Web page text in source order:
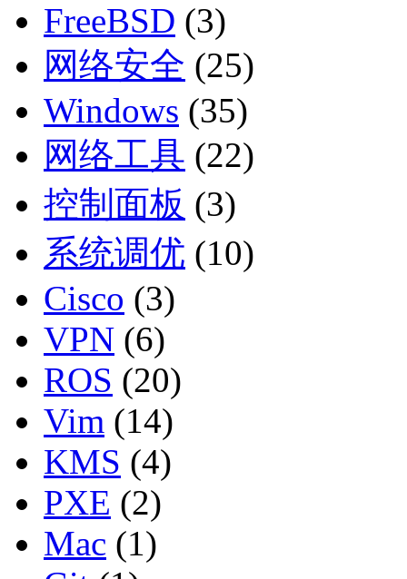
FreeBSD (3)
网络安全 (25)
Windows (35)
网络工具 (22)
控制面板 (3)
系统调优 (10)
Cisco (3)
VPN (6)
ROS (20)
Vim (14)
KMS (4)
PXE (2)
Mac (1)